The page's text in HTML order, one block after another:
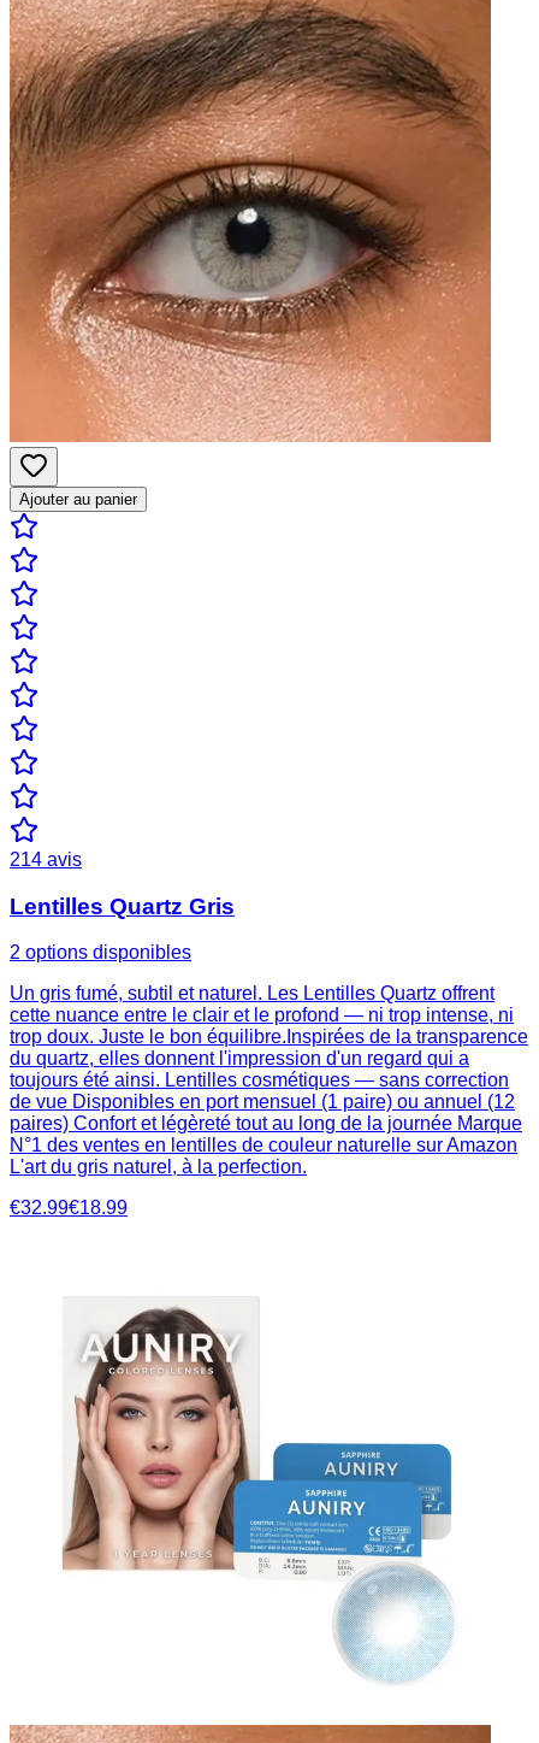
Ajouter au panier
214 avis
Lentilles Quartz Gris
2 options disponibles
Un gris fumé, subtil et naturel. Les Lentilles Quartz offrent
cette nuance entre le clair et le profond — ni trop intense, ni
trop doux. Juste le bon équilibre.Inspirées de la transparence
du quartz, elles donnent l'impression d'un regard qui a
toujours été ainsi. Lentilles cosmétiques — sans correction
de vue Disponibles en port mensuel (1 paire) ou annuel (12
paires) Confort et légèreté tout au long de la journée Marque
N°1 des ventes en lentilles de couleur naturelle sur Amazon
L'art du gris naturel, à la perfection.
€32.99€18.99